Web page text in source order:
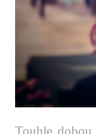
Touhle dobou